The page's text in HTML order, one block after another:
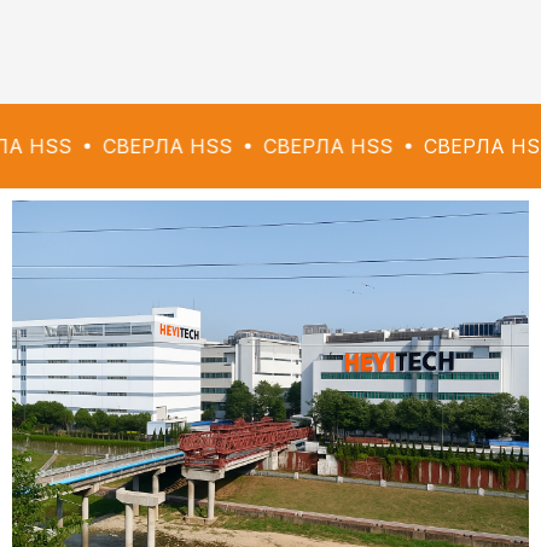
СВЕРЛА HSS СВЕРЛА HSS СВЕРЛА HSS